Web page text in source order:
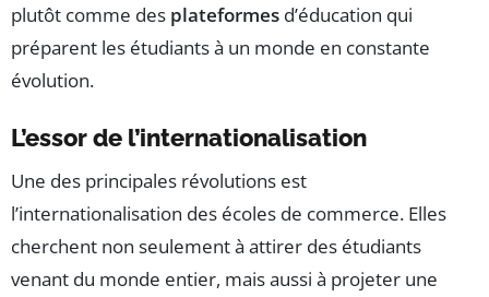
plutôt comme des plateformes d’éducation qui
préparent les étudiants à un monde en constante
évolution.
L’essor de l’internationalisation
Une des principales révolutions est
l’internationalisation des écoles de commerce. Elles
cherchent non seulement à attirer des étudiants
venant du monde entier, mais aussi à projeter une